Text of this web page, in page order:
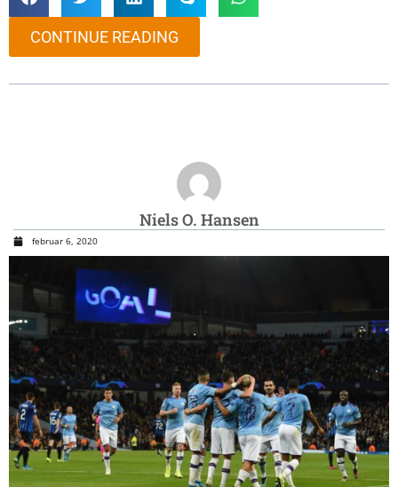
CONTINUE READING
Niels O. Hansen
februar 6, 2020